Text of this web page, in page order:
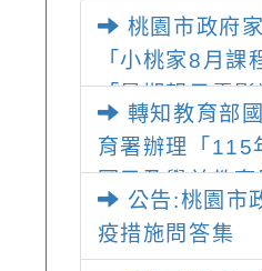
桃園市政府
「小桃家8月課
「暑期親子電
孫樂淘桃」、
不絕-親子共學
「邁向下一站
及成長團體」海
轉知教育部
育署辦理「115
國民及學前教
平等教育建置
才庫實施計畫」
公告:桃園市
疫措施問答集